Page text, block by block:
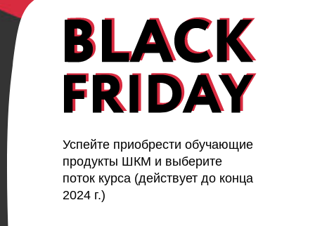
Успейте приобрести обучающие
продукты ШКМ и выберите
поток курса (действует до конца
2024 г.)